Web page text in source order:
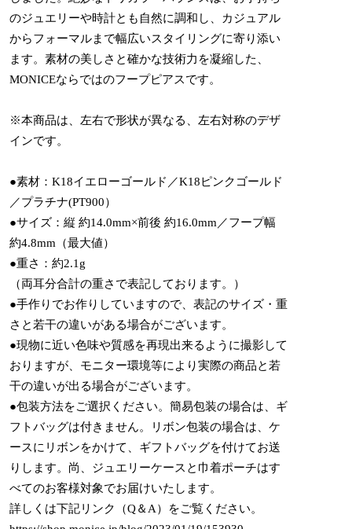
のジュエリーや時計とも自然に調和し、カジュアル
からフォーマルまで幅広いスタイリングに寄り添い
ます。素材の美しさと確かな技術力を凝縮した、
MONICEならではのフープピアスです。
※本商品は、左右で形状が異なる、左右対称のデザ
インです。
●素材：K18イエローゴールド／K18ピンクゴールド
／プラチナ(PT900）
●サイズ：縦 約14.0mm×前後 約16.0mm／フープ幅
約4.8mm（最大値）
●重さ：約2.1g
（両耳分合計の重さで表記しております。）
●手作りでお作りしていますので、表記のサイズ・重
さと若干の違いがある場合がございます。
●現物に近い色味や質感を再現出来るように撮影して
おりますが、モニター環境等により実際の商品と若
干の違いが出る場合がございます。
●包装方法をご選択ください。簡易包装の場合は、ギ
フトバッグは付きません。リボン包装の場合は、ケ
ースにリボンをかけて、ギフトバッグを付けてお送
りします。尚、ジュエリーケースと巾着ポーチはす
べてのお客様対象でお届けいたします。
詳しくは下記リンク（Q＆A）をご覧ください。